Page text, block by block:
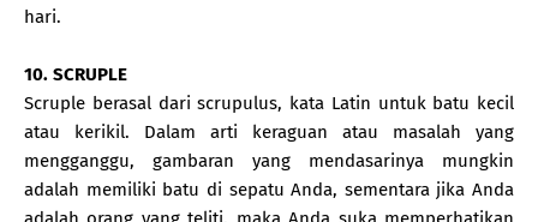
hari.
10. SCRUPLE
Scruple berasal dari scrupulus, kata Latin untuk batu kecil
atau kerikil. Dalam arti keraguan atau masalah yang
mengganggu, gambaran yang mendasarinya mungkin
adalah memiliki batu di sepatu Anda, sementara jika Anda